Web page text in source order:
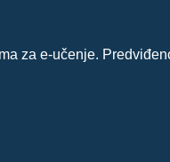
za e-učenje.